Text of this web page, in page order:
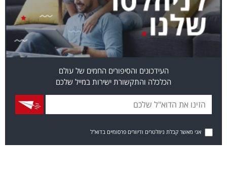
העידכונים והסיפורים החמים של עולם
הכלכלה והתקשורת ישירות במייל שלכם
אני מאשר קבלת ניוזלטרים ודיוורים פרסומיים בדוא"ל